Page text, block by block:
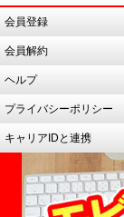
会員登録
会員解約
ヘルプ
プライバシーポリシー
キャリアIDと連携